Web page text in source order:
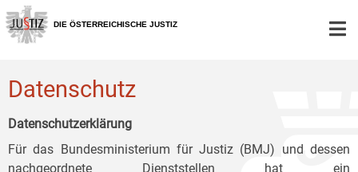
Zur
Hauptnavigation
[1]
Zum
Inhalt
[2]
Zum
Untermenü
[3]
DIE ÖSTERREICHISCHE JUSTIZ
Datenschutz
Datenschutzerklärung
Für das Bundesministerium für Justiz (BMJ) und dessen
nachgeordnete Dienststellen hat ein